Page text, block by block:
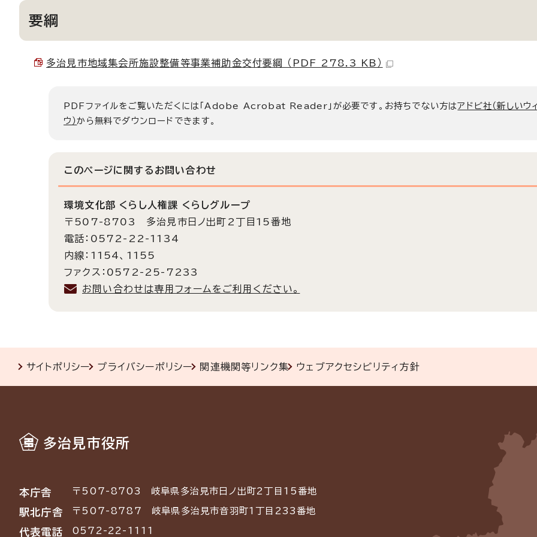
要綱
多治見市地域集会所施設整備等事業補助金交付要綱 （PDF 278.3 KB）
PDFファイルをご覧いただくには「Adobe Acrobat Reader」が必要です。お持ちでない方はアドビ社（新しいウ
ウ）から無料でダウンロードできます。
このページに関する お問い合わせ
環境文化部 くらし人権課 くらしグループ
〒507-8703 多治見市日ノ出町2丁目15番地
電話：0572-22-1134
内線：1154、1155
ファクス：0572-25-7233
お問い合わせは専用フォームをご利用ください。
サイトポリシー プライバシーポリシー 関連機関等リンク集 ウェブアクセシビリティ方針
多治見市役所
本庁舎 〒507-8703 岐阜県多治見市日ノ出町2丁目15番地
駅北庁舎 〒507-8787 岐阜県多治見市音羽町1丁目233番地
代表電話 0572-22-1111